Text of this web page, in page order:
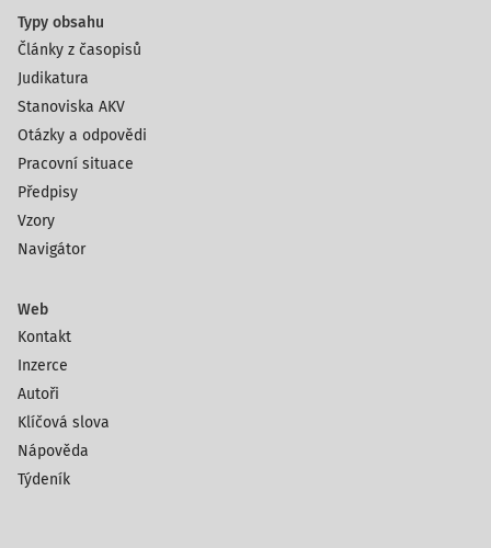
Typy obsahu
Články z časopisů
Judikatura
Stanoviska AKV
Otázky a odpovědi
Pracovní situace
Předpisy
Vzory
Navigátor
Web
Kontakt
Inzerce
Autoři
Klíčová slova
Nápověda
Týdeník